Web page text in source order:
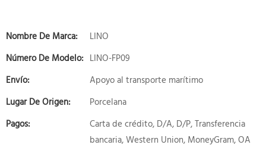
Nombre De Marca:
LINO
Número De Modelo: LINO-FP09
Envío:
Apoyo al transporte marítimo
Lugar De Origen:
Porcelana
Pagos:
Carta de crédito, D/A, D/P, Transferencia
bancaria, Western Union, MoneyGram, OA